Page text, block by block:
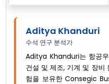
Aditya Khanduri
수석 연구 분석가
Aditya Khanduri는 항공
건설 및 제조, 기계 및 장비
험을 보유한 Consegic